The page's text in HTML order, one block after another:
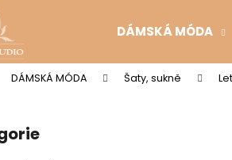
DÁMSKÁ MÓDA
DÁMSKÁ MÓDA Šaty, sukně